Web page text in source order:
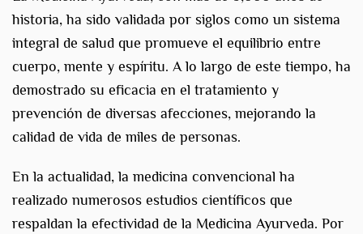
historia, ha sido validada por siglos como un sistema
integral de salud que promueve el equilibrio entre
cuerpo, mente y espíritu. A lo largo de este tiempo, ha
demostrado su eficacia en el tratamiento y
prevención de diversas afecciones, mejorando la
calidad de vida de miles de personas.
En la actualidad, la medicina convencional ha
realizado numerosos estudios científicos que
respaldan la efectividad de la Medicina Ayurveda. Por